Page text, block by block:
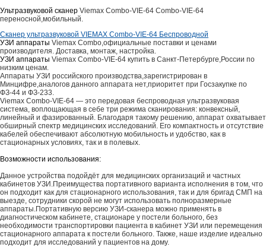
Ультразвуковой сканер Viemax Combo-VIE-64 Combo-VIE-64
переносной,мобильный.
Сканер ультразвуковой VIEMAX Combo-VIE-64 Беспроводной
УЗИ аппараты Viemax Combo,официальные поставки и ценами
производителя. Доставка, монтаж, настройка.
УЗИ аппараты Viemax Combo-VIE-64 купить в Санкт-Петербурге,России по
низким ценам.
Аппараты УЗИ российского производства,зарегистрирован в
Минцифре,аналогов данного аппарата нет,приоритет при Госзакупке по
ФЗ-44 и ФЗ-233.
Viemax Combo-VIE-64 — это передовая беспроводная ультразвуковая
система, воплощающая в себе три режима сканирования: конвексный,
линейный и фазированный. Благодаря такому решению, аппарат охватывает
обширный спектр медицинских исследований. Его компактность и отсутствие
кабелей обеспечивают абсолютную мобильность и удобство, как в
стационарных условиях, так и в полевых.
Возможности использования:
Данное устройства подойдёт для медицинских организаций и частных
кабинетов УЗИ.Преимущества портативного варианта исполнения в том, что
он подходит как для стационарного использования, так и для бригад СМП на
выезде, сотрудники скорой не могут использовать полноразмерные
аппараты.Портативную версию УЗИ-сканера можно применять в
диагностическом кабинете, стационаре у постели больного, без
необходимости транспортировки пациента в кабинет УЗИ или перемещения
стационарного аппарата к постели больного. Также, наше изделие идеально
подходит для исследований у пациентов на дому.